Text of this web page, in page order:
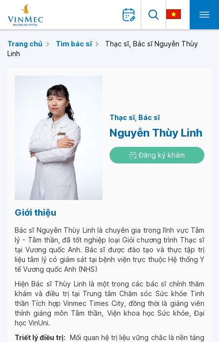
Trang chủ Tìm bác sĩ
Thạc sĩ, Bác sĩ Nguyễn Thùy
Linh
Thạc sĩ Bác sĩ
Nguyễn Thùy Linh
Đăng ký khám
Giới thiệu
Bác sĩ Nguyễn Thùy Linh là chuyên gia trong lĩnh vực Tâm
lý - Tâm thần, đã tốt nghiệp loại Giỏi chương trình Thạc sĩ
tại Vương quốc Anh. Bác sĩ được đào tạo và thực tập trị
liệu tâm lý có giám sát tại bệnh viện trực thuộc Hệ thống Y
tế Vương quốc Anh (NHS)
Hiện Bác sĩ Thùy Linh là một trong các bác sĩ chính thăm
khám và điều trị tại Trung tâm Chăm sóc Sức khỏe Tinh
thần Tích hợp Vinmec Times City, đồng thời là giảng viên
thỉnh giảng môn Tâm thần, Viện khoa học Sức khỏe, Đại
học VinUni.
Triết lý điều trị: Mối quan hệ trị liệu vững chắc là nền tảng